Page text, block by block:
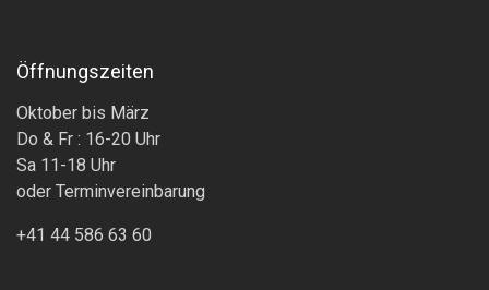
Öffnungszeiten
Oktober bis März
Do & Fr : 16-20 Uhr
Sa 11-18 Uhr
oder Terminvereinbarung
+41 44 586 63 60